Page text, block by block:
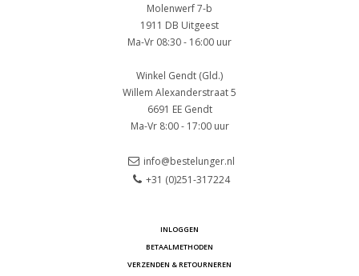
Molenwerf 7-b
1911 DB Uitgeest
Ma-Vr 08:30 - 16:00 uur
Winkel Gendt (Gld.)
Willem Alexanderstraat 5
6691 EE Gendt
Ma-Vr 8:00 - 17:00 uur
info@bestelunger.nl
+31 (0)251-317224
INLOGGEN
BETAALMETHODEN
VERZENDEN & RETOURNEREN